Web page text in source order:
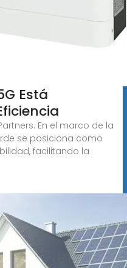
Está
En el marco de la
se posiciona como
facilitando la